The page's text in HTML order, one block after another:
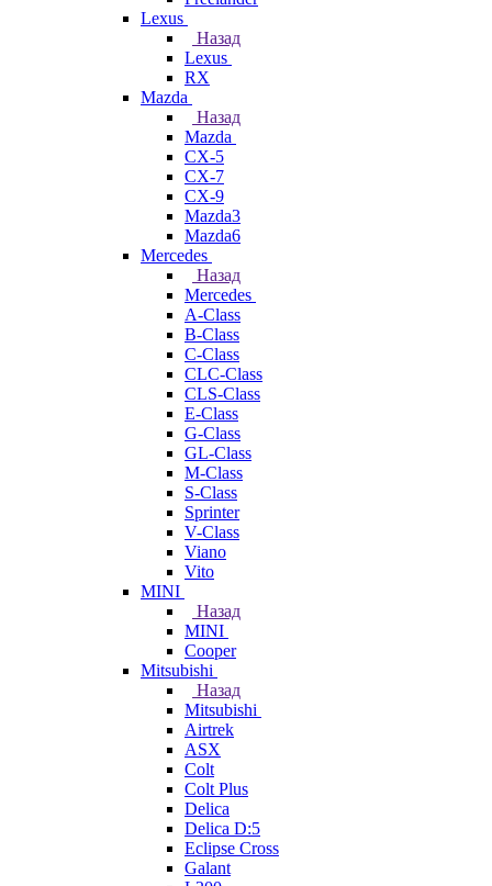
Lexus
Назад
Lexus
RX
Mazda
Назад
Mazda
CX-5
CX-7
CX-9
Mazda3
Mazda6
Mercedes
Назад
Mercedes
A-Class
B-Class
C-Class
CLC-Class
CLS-Class
E-Class
G-Class
GL-Class
M-Class
S-Class
Sprinter
V-Class
Viano
Vito
MINI
Назад
MINI
Cooper
Mitsubishi
Назад
Mitsubishi
Airtrek
ASX
Colt
Colt Plus
Delica
Delica D:5
Eclipse Cross
Galant